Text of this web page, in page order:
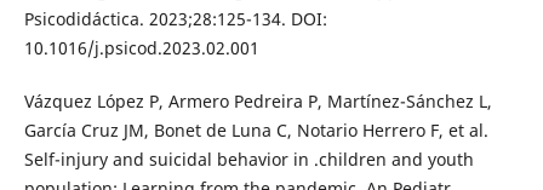
Psicodidáctica. 2023;28:125-134. DOI:
10.1016/j.psicod.2023.02.001
Vázquez López P, Armero Pedreira P, Martínez-Sánchez L,
García Cruz JM, Bonet de Luna C, Notario Herrero F, et al.
Self-injury and suicidal behavior in .children and youth